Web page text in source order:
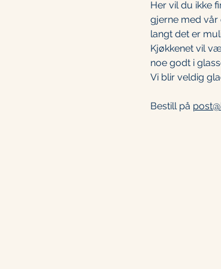
Her vil du ikke
gjerne med vår
langt det er
Kjøkkenet vil
noe godt i
Vi blir veldig
Bestill på